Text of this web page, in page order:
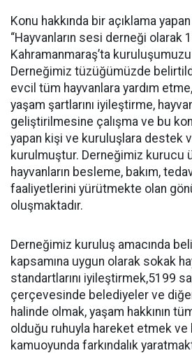
Konu hakkında bir açıklama
“Hayvanların sesi derneği olarak
Kahramanmaraş’ta
Derneğimiz tüzüğümüzde
evcil tüm hayvanlara yardım
yaşam şartlarını iyileştirme,
geliştirilmesine çalışma ve bu
yapan kişi ve kuruluşlara destek
kurulmuştur. Derneğimiz kurucu
hayvanların besleme, bakım,
faaliyetlerini yürütmekte olan
oluşmaktadır.
Derneğimiz kuruluş amacında
kapsamına uygun olarak sokak
standartlarını iyileştirmek,5199
çerçevesinde belediyeler ve
halinde olmak, yaşam hakkının
olduğu ruhuyla hareket etmek ve
kamuoyunda farkındalık